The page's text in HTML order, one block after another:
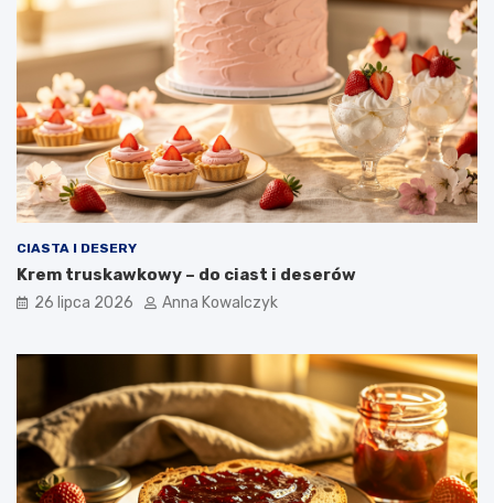
CIASTA I DESERY
Krem truskawkowy – do ciast i deserów
26 lipca 2026 Anna Kowalczyk